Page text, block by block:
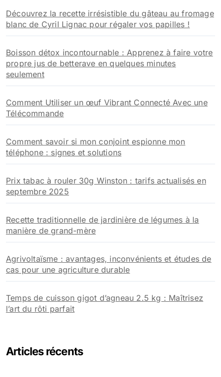
Découvrez la recette irrésistible du gâteau au fromage
blanc de Cyril Lignac pour régaler vos papilles !
Boisson détox incontournable : Apprenez à faire votre
propre jus de betterave en quelques minutes
seulement
Comment Utiliser un œuf Vibrant Connecté Avec une
Télécommande
Comment savoir si mon conjoint espionne mon
téléphone : signes et solutions
Prix tabac à rouler 30g Winston : tarifs actualisés en
septembre 2025
Recette traditionnelle de jardinière de légumes à la
manière de grand-mère
Agrivoltaïsme : avantages, inconvénients et études de
cas pour une agriculture durable
Temps de cuisson gigot d’agneau 2.5 kg : Maîtrisez
l’art du rôti parfait
Articles récents